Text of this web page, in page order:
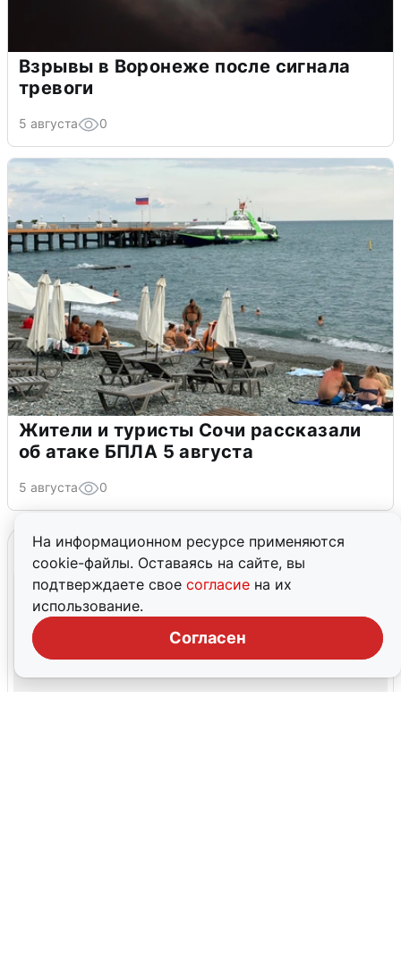
На информационном ресурсе применяются
cookie-файлы. Оставаясь на сайте, вы
подтверждаете свое согласие на их
использование.
Согласен
Взрывы в Воронеже после сигнала
тревоги
5 августа 0
Жители и туристы Сочи рассказали
об атаке БПЛА 5 августа
5 августа 0